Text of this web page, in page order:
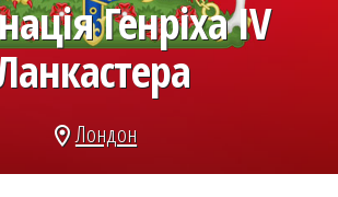
ПОДКАСТИ
Генріха IV
location_onЛондон